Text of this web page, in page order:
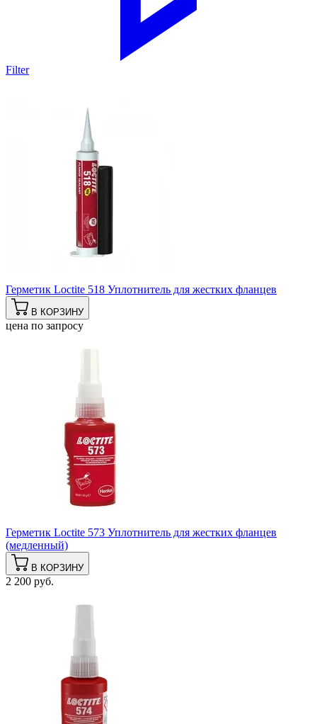
Filter
Герметик Loctite 518 Уплотнитель для жестких фланцев
В КОРЗИНУ
цена по запросу
Герметик Loctite 573 Уплотнитель для жестких фланцев
(медленный)
В КОРЗИНУ
2 200 руб.